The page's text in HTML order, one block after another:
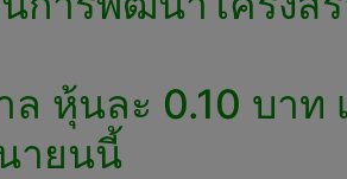
หุ้นละ 0.10 บาท
ายนนี้